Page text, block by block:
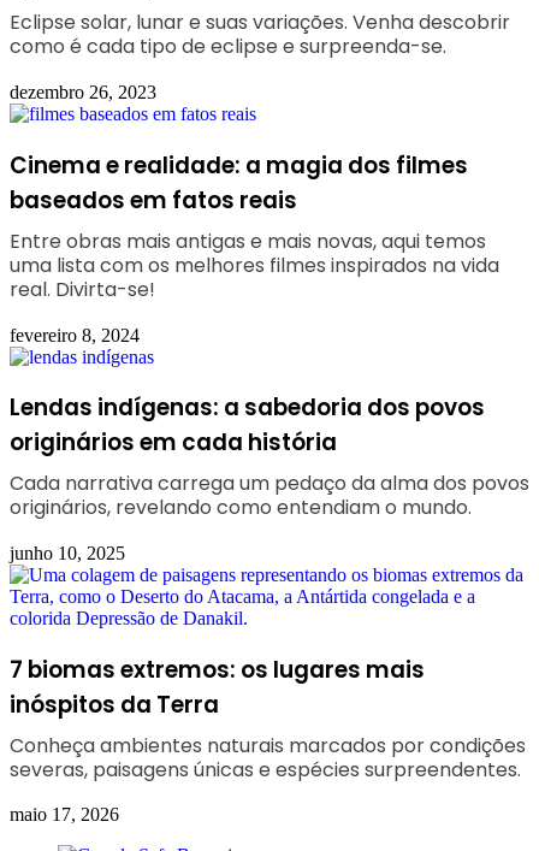
Eclipse solar, lunar e suas variações. Venha descobrir
como é cada tipo de eclipse e surpreenda-se.
dezembro 26, 2023
Cinema e realidade: a magia dos filmes
baseados em fatos reais
Entre obras mais antigas e mais novas, aqui temos
uma lista com os melhores filmes inspirados na vida
real. Divirta-se!
fevereiro 8, 2024
Lendas indígenas: a sabedoria dos povos
originários em cada história
Cada narrativa carrega um pedaço da alma dos povos
originários, revelando como entendiam o mundo.
junho 10, 2025
7 biomas extremos: os lugares mais
inóspitos da Terra
Conheça ambientes naturais marcados por condições
severas, paisagens únicas e espécies surpreendentes.
maio 17, 2026